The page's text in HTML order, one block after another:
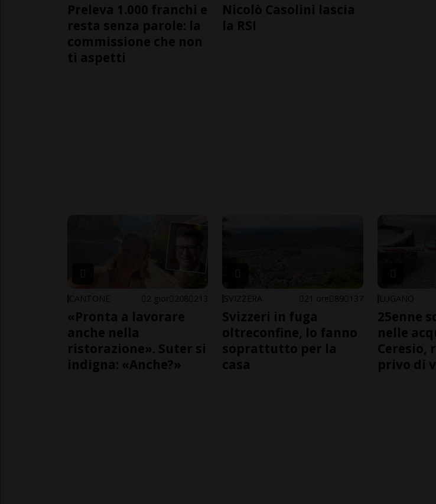
Preleva 1.000 franchi e
resta senza parole: la
commissione che non
ti aspetti
Nicolò Casolini lascia
la RSI
CANTONE 2 gior 208 213
«Pronta a lavorare
anche nella
ristorazione». Suter si
indigna: «Anche?»
SVIZZERA 21 ore 89 137
Svizzeri in fuga
oltreconfine, lo fanno
soprattutto per la
casa
LUGANO
25enne
nelle
Ceresio,
privo di